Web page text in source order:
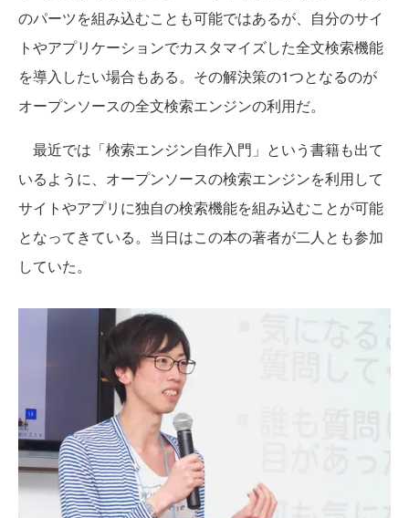
のパーツを組み込むことも可能ではあるが、自分のサイ
トやアプリケーションでカスタマイズした全文検索機能
を導入したい場合もある。その解決策の1つとなるのが
オープンソースの全文検索エンジンの利用だ。
最近では「検索エンジン自作入門」という書籍も出て
いるように、オープンソースの検索エンジンを利用して
サイトやアプリに独自の検索機能を組み込むことが可能
となってきている。当日はこの本の著者が二人とも参加
していた。